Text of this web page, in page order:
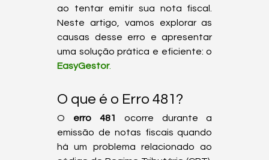
ao tentar emitir sua nota fiscal.
Neste artigo, vamos explorar as
causas desse erro e apresentar
EasyGestor.
O que é o Erro 481?
O erro 481
ocorre durante a
emissão de notas fiscais quando
há um problema relacionado ao